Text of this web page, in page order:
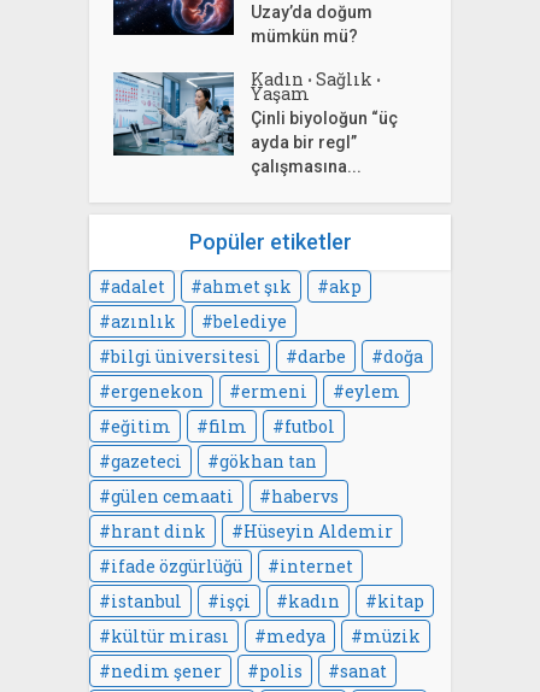
Uzay’da doğum
mümkün mü?
Kadın • Sağlık •
Yaşam
Çinli biyoloğun “üç
ayda bir regl”
çalışmasına...
Popüler etiketler
adalet ahmet şık
akp
azınlık
belediye
bilgi üniversitesi
darbe
doğa
ergenekon
ermeni
eylem
eğitim
film
futbol
gazeteci
gökhan tan
gülen cemaati
habervs
hrant dink
Hüseyin Aldemir
ifade özgürlüğü
internet
istanbul
işçi kadın
kitap
kültür mirası
medya
müzik
nedim şener
polis
sanat